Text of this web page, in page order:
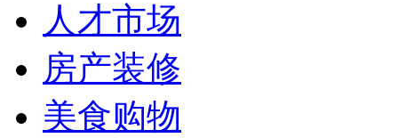
人才市场
房产装修
美食购物